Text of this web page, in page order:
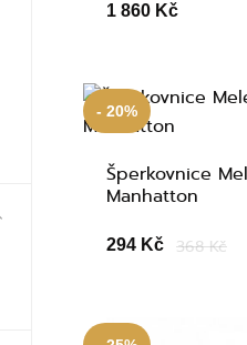
1 860 Kč
- 20%
Šperkovnice
Manhatton
294 Kč 368 Kč